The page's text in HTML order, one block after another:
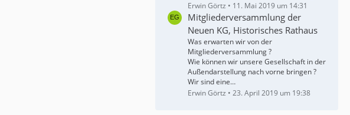
Erwin Görtz
11. Mai 2019 um 14:31
Mitgliederversammlung der
Neuen KG, Historisches Rathaus
Was erwarten wir von der
Mitgliederversammlung ?
Wie können wir unsere Gesellschaft in der
Außendarstellung nach vorne bringen ?
Wir sind eine…
Erwin Görtz
23. April 2019 um 19:38